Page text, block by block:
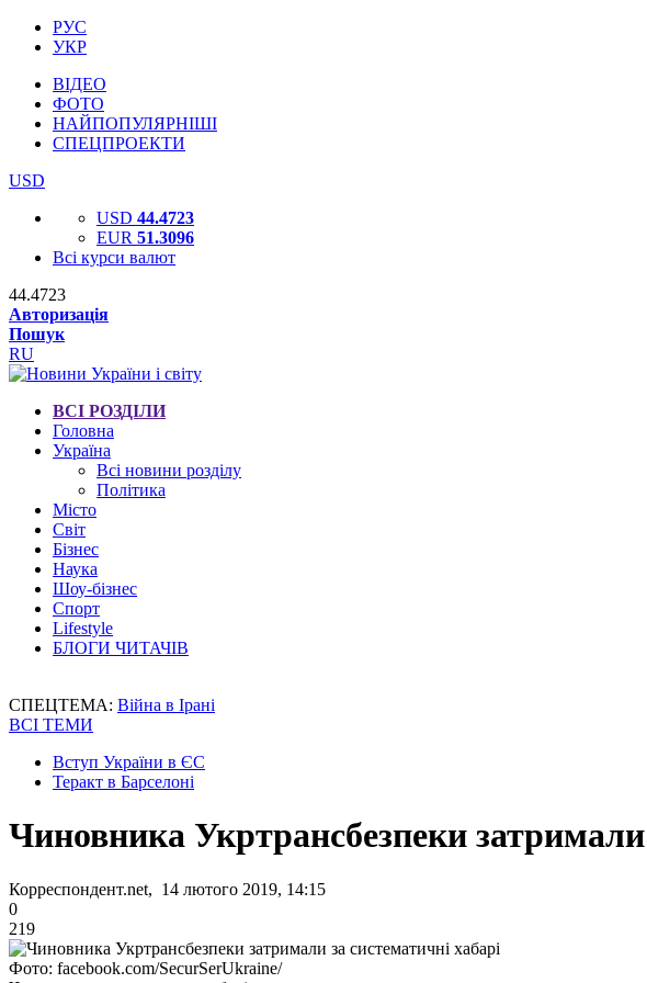
РУС
УКР
ВІДЕО
ФОТО
НАЙПОПУЛЯРНІШІ
СПЕЦПРОЕКТИ
USD
USD 44.4723
EUR 51.3096
Всі курси валют
44.4723
Авторизація
Пошук
RU
ВСІ РОЗДІЛИ
Головна
Україна
Всі новини розділу
Політика
Місто
Світ
Бізнес
Наука
Шоу-бізнес
Спорт
Lifestyle
БЛОГИ ЧИТАЧІВ
СПЕЦТЕМА: Війна в Ірані
ВСІ ТЕМИ
Вступ України в ЄС
Теракт в Барселоні
Чиновника Укртрансбезпеки затримали
Корреспондент.net, 14 лютого 2019, 14:15
0
219
Фото: facebook.com/SecurSerUkraine/